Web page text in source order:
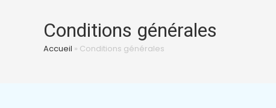
Conditions générales
Accueil » Conditions générales